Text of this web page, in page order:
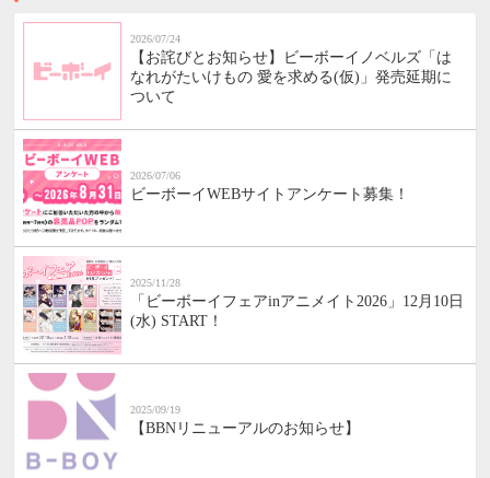
2026/07/24
【お詫びとお知らせ】ビーボーイノベルズ「は
なれがたいけもの 愛を求める(仮)」発売延期に
ついて
2026/07/06
ビーボーイWEBサイトアンケート募集！
2025/11/28
「ビーボーイフェアinアニメイト2026」12月10日
(水) START！
2025/09/19
【BBNリニューアルのお知らせ】